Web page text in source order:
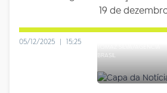
19 de
05/12/2025 | 15:25
BRASIL